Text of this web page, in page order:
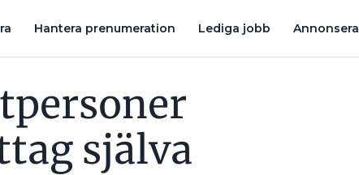
Hantera prenumeration Lediga jobb Annonsera
själva
INFÖR HUSKÖPET – 5 SAKER DU KAN KONTROLLERA SJÄLV